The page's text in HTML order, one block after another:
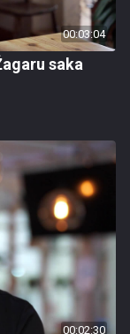
00:03:04
saka
00:02:30